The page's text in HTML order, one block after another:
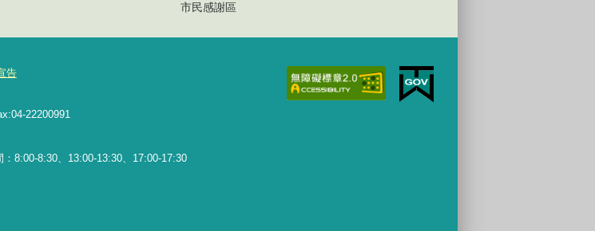
市民感謝區
告
22200991
8:00-8:30、13:00-13:30、17:00-17:30